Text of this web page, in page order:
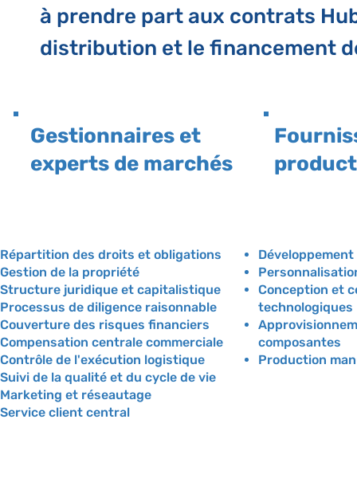
à prendre part aux contrats
distribution et le financement
Gestionnaires et
experts de marchés
Répartition des droits et obligations
Gestion de la propriété
Structure juridique et capitalistique
Processus de diligence raisonnable
Couverture des risques financiers
Compensation centrale commerciale
Contrôle de l'exécution logistique
Suivi de la qualité et du cycle de vie
Marketing et réseautage
Service client central
Conception et
technologiques
composantes
Production